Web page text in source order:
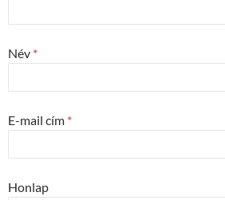
Név *
E-mail cím *
Honlap